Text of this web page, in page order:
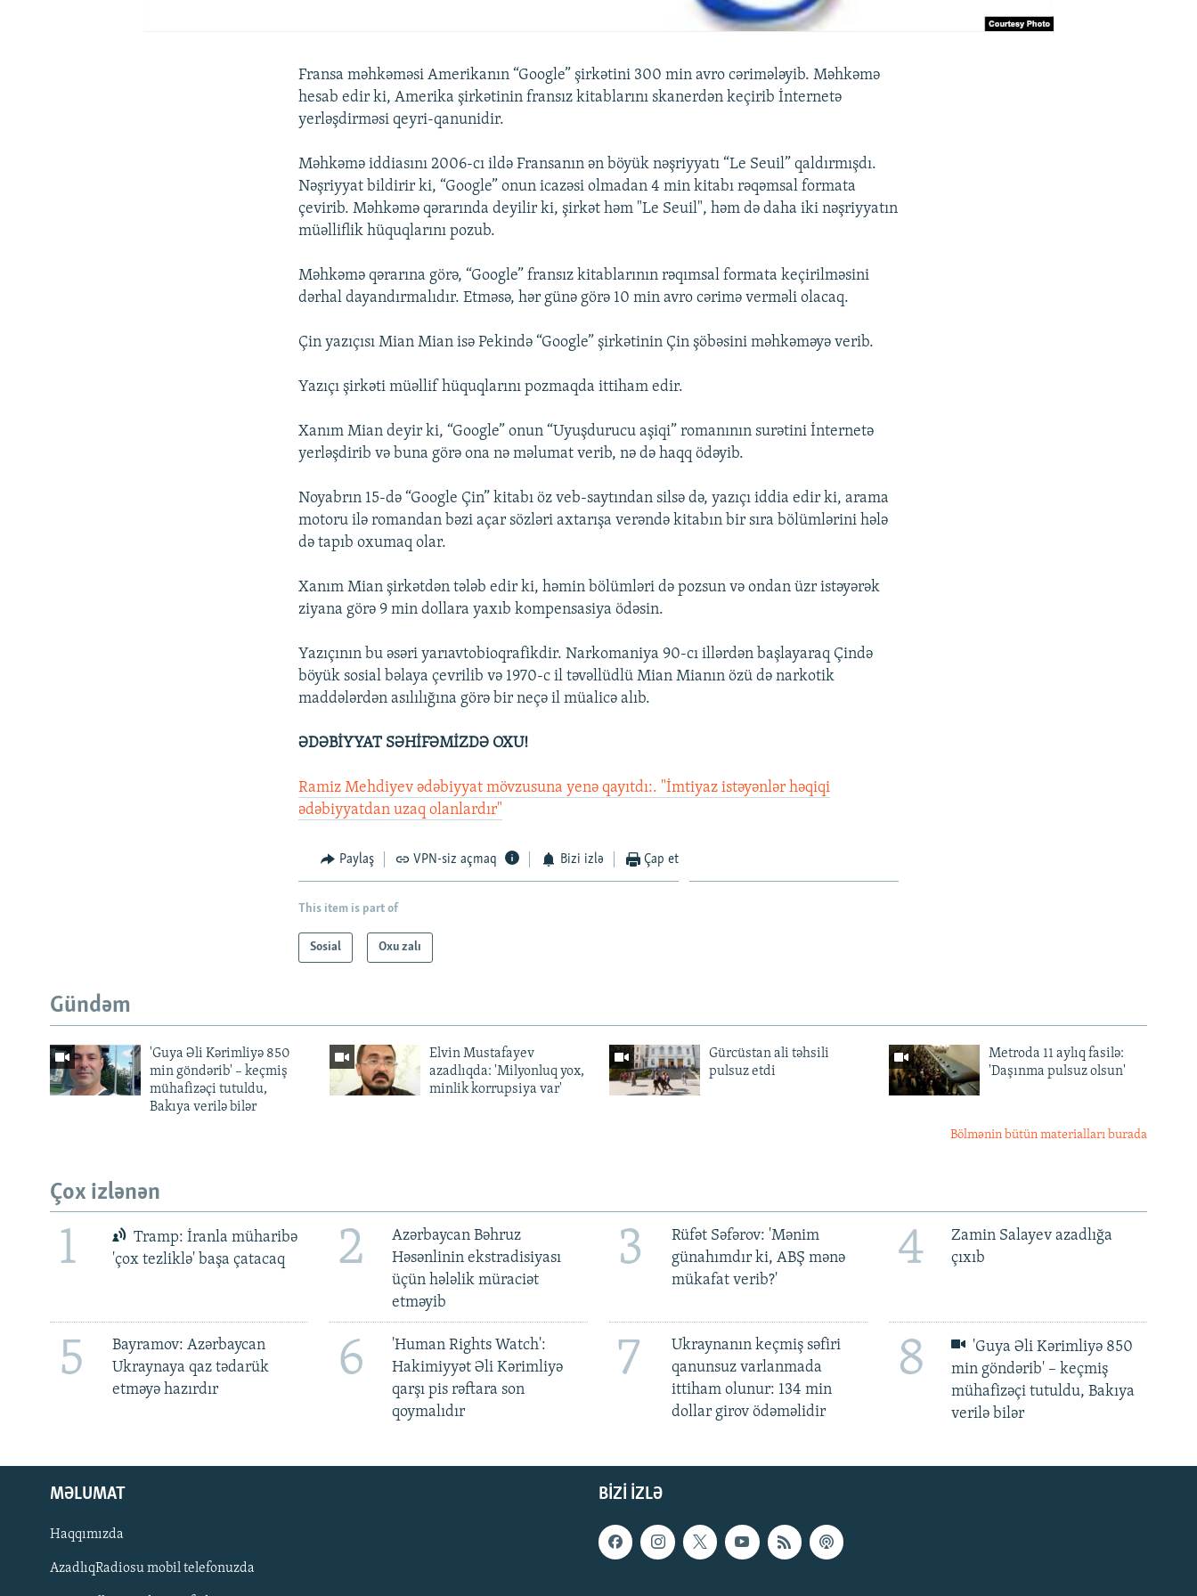
Fransa məhkəməsi Amerikanın “Google” şirkətini 300 min avro cərimələyib. Məhkəmə
hesab edir ki, Amerika şirkətinin fransız kitablarını skanerdən keçirib İnternetə
yerləşdirməsi qeyri-qanunidir.
Məhkəmə iddiasını 2006-cı ildə Fransanın ən böyük nəşriyyatı “Le Seuil” qaldırmışdı.
Nəşriyyat bildirir ki, “Google” onun icazəsi olmadan 4 min kitabı rəqəmsal formata
çevirib. Məhkəmə qərarında deyilir ki, şirkət həm "Le Seuil", həm də daha iki nəşriyyatın
müəlliflik hüquqlarını pozub.
Məhkəmə qərarına görə, “Google” fransız kitablarının rəqımsal formata keçirilməsini
dərhal dayandırmalıdır. Etməsə, hər günə görə 10 min avro cərimə verməli olacaq.
Çin yazıçısı Mian Mian isə Pekində “Google” şirkətinin Çin şöbəsini məhkəməyə verib.
Yazıçı şirkəti müəllif hüquqlarını pozmaqda ittiham edir.
Xanım Mian deyir ki, “Google” onun “Uyuşdurucu aşiqi” romanının surətini İnternetə
yerləşdirib və buna görə ona nə məlumat verib, nə də haqq ödəyib.
Noyabrın 15-də “Google Çin” kitabı öz veb-saytından silsə də, yazıçı iddia edir ki, arama
motoru ilə romandan bəzi açar sözləri axtarışa verəndə kitabın bir sıra bölümlərini hələ
də tapıb oxumaq olar.
Xanım Mian şirkətdən tələb edir ki, həmin bölümləri də pozsun və ondan üzr istəyərək
ziyana görə 9 min dollara yaxıb kompensasiya ödəsin.
Yazıçının bu əsəri yarıavtobioqrafikdir. Narkomaniya 90-cı illərdən başlayaraq Çində
böyük sosial bəlaya çevrilib və 1970-c il təvəllüdlü Mian Mianın özü də narkotik
maddələrdən asılılığına görə bir neçə il müalicə alıb.
ƏDƏBİYYAT SƏHİFƏMİZDƏ OXU!
Ramiz Mehdiyev ədəbiyyat mövzusuna yenə qayıtdı:. "İmtiyaz istəyənlər həqiqi
ədəbiyyatdan uzaq olanlardır"
Paylaş VPN-siz açmaq Bizi izlə Çap et
This item is part of
Sosial Oxu zalı
Gündəm
'Guya Əli Kərimliyə 850
min göndərib' – keçmiş
mühafizəçi tutuldu,
Bakıya verilə bilər
Elvin Mustafayev
azadlıqda: 'Milyonluq yox,
minlik korrupsiya var'
Gürcüstan ali təhsili
pulsuz etdi
Metroda 11 aylıq fasilə:
'Daşınma pulsuz olsun'
Bölmənin bütün materialları burada
Çox izlənən
1
Tramp: İranla müharibə
'çox tezliklə' başa çatacaq
2
Azərbaycan Bəhruz
Həsənlinin ekstradisiyası
üçün hələlik müraciət
etməyib
3
Rüfət Səfərov: 'Mənim
günahımdır ki, ABŞ mənə
mükafat verib?'
4
Zamin Salayev azadlığa
çıxıb
5
Bayramov: Azərbaycan
Ukraynaya qaz tədarük
etməyə hazırdır
6
'Human Rights Watch':
Hakimiyyət Əli Kərimliyə
qarşı pis rəftara son
qoymalıdır
7
Ukraynanın keçmiş səfiri
qanunsuz varlanmada
ittiham olunur: 134 min
dollar girov ödəməlidir
8
'Guya Əli Kərimliyə 850
min göndərib' – keçmiş
mühafizəçi tutuldu, Bakıya
verilə bilər
BIZI IZLƏ
MƏLUMAT
Haqqımızda
AzadlıqRadiosu mobil telefonuzda